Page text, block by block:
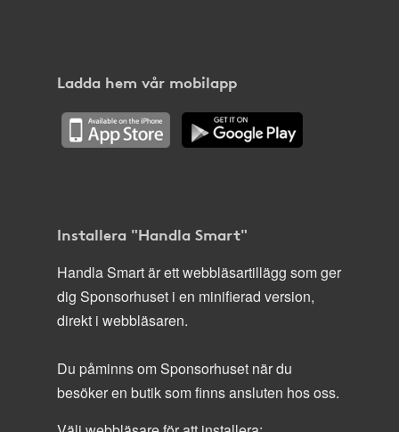
Ladda hem vår mobilapp
Installera "Handla Smart"
Handla Smart är ett webbläsartillägg som ger
dig Sponsorhuset i en minifierad version,
direkt i webbläsaren.
Du påminns om Sponsorhuset när du
besöker en butik som finns ansluten hos oss.